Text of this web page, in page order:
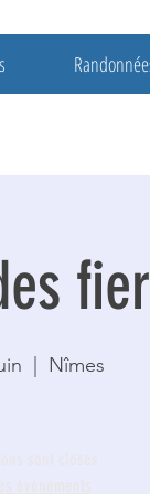
Nîmes